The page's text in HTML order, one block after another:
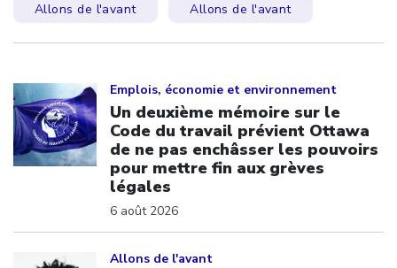
Allons de l'avant Allons de l'avant
Emplois, économie et environnement
Un deuxième mémoire sur le
Code du travail prévient Ottawa
de ne pas enchâsser les pouvoirs
pour mettre fin aux grèves
légales
6 août 2026
Allons de l'avant